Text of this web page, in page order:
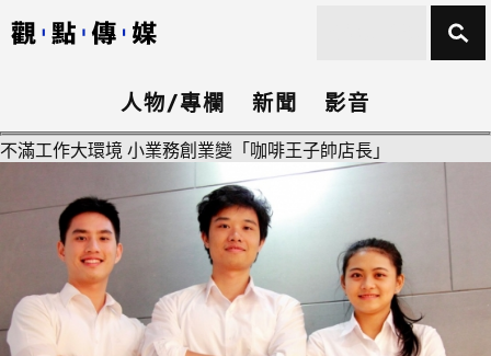
人物/專欄 新聞 影音
不滿工作大環境 小業務創業變「咖啡王子帥店長」